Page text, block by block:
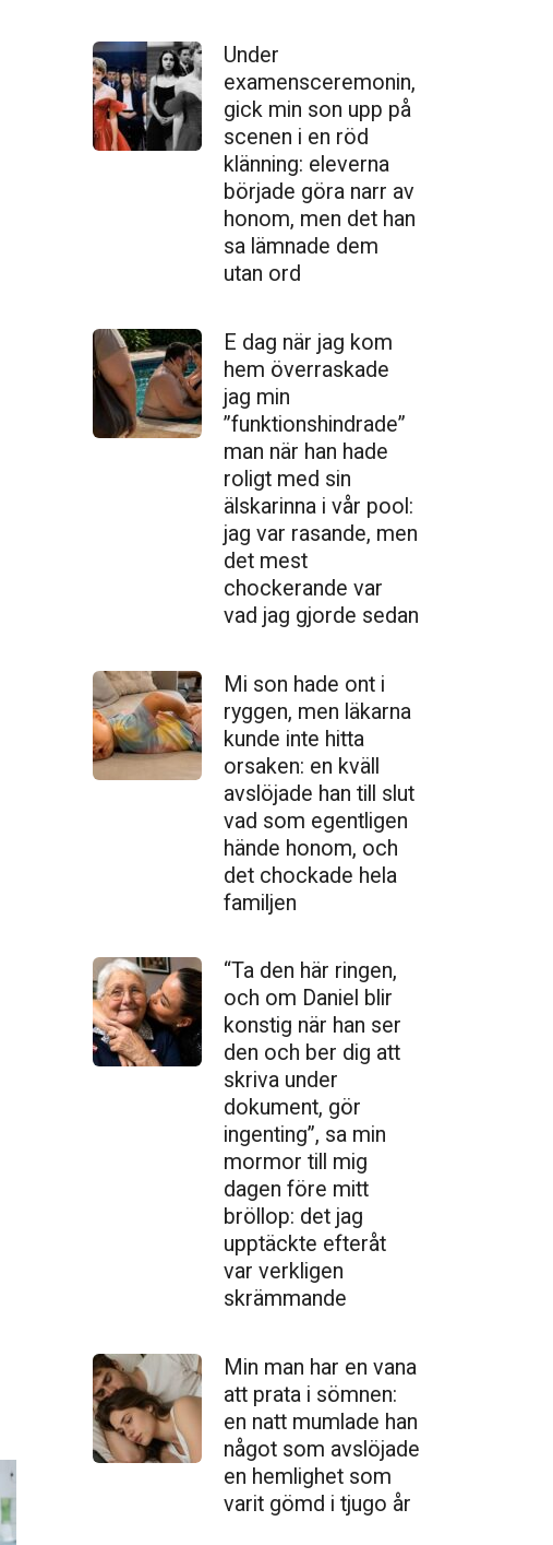
Under
examensceremonin,
gick min son upp på
scenen i en röd
klänning: eleverna
började göra narr av
honom, men det han
sa lämnade dem
utan ord
E dag när jag kom
hem överraskade
jag min
”funktionshindrade”
man när han hade
roligt med sin
älskarinna i vår pool:
jag var rasande, men
det mest
chockerande var
vad jag gjorde sedan
Mi son hade ont i
ryggen, men läkarna
kunde inte hitta
orsaken: en kväll
avslöjade han till slut
vad som egentligen
hände honom, och
det chockade hela
familjen
“Ta den här ringen,
och om Daniel blir
konstig när han ser
den och ber dig att
skriva under
dokument, gör
ingenting”, sa min
mormor till mig
dagen före mitt
bröllop: det jag
upptäckte efteråt
var verkligen
skrämmande
Min man har en vana
att prata i sömnen:
en natt mumlade han
något som avslöjade
en hemlighet som
varit gömd i tjugo år